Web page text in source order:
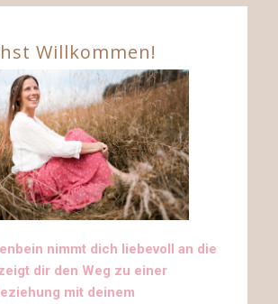
Willkommen!
nimmt dich liebevoll an die
dir den Weg zu einer
mit deinem